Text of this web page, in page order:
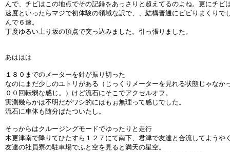
んで、チビはこの地点でその記録をあっさりと超えてるのよね。更にチビ
速度といったらマジで初体験の領域な訳で、、結構普通にビビりまくりで
んで６速。
丁度ゆるい上り坂の頂点で突っ込みました。引っ張りました。
あははは
１８０までのメーターを針が振り切った
なのにまだ少しのユトリがある（じっくりメーターを見れる状態じゃなか
００回転弱な感じ。）けど流石にそこでアクセルオフ。
実測幾らかは不明だがワシ的にはもぉ無理って感じでした。
流石に車体も随分ばたついたし。
そっからはクルージングモードでゆったりと走行
木更津南で降りてひたすら１２７にて南下、君津で友達と合流してようや
友達の社員寮の駐車場でふと空を見ると満天の星空。